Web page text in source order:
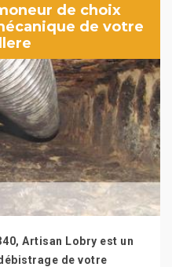
de choix
de votre
Artisan Lobry est un
de votre